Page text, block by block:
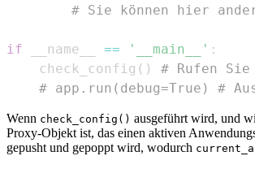
# Sie können hier
if __name__ == '__main__' :
    check_config
( )
# Rufen Sie
# app.run(debug=True) #
Wenn check_config() ausgeführt wird, und
Proxy-Objekt ist, das einen aktiven
gepusht und gepoppt wird, wodurch